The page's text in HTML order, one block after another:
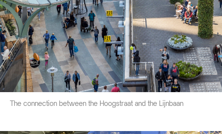
The connection between the Hoogstraat and the Lijnbaan